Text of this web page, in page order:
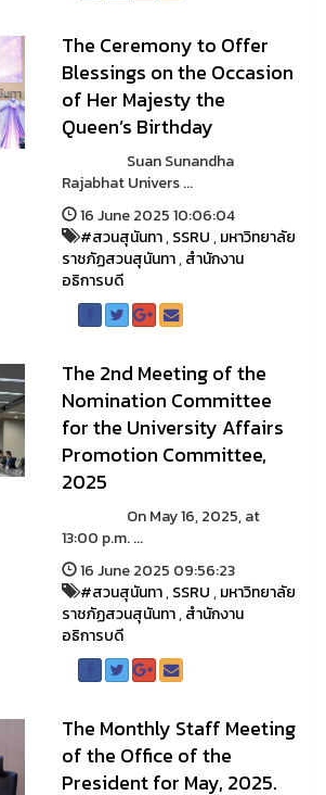
The Ceremony to Offer
Blessings on the Occasion
of Her Majesty the
Queen’s Birthday
Suan Sunandha
Rajabhat Univers ...
16 June 2025 10:06:04
#สวนสุนันทา,SSRU,มหาวิทยาลัย
ราชภัฏสวนสุนันทา,สำนักงาน
อธิการบดี
The 2nd Meeting of the
Nomination Committee
for the University Affairs
Promotion Committee,
2025
On May 16, 2025, at
13:00 p.m. ...
16 June 2025 09:56:23
#สวนสุนันทา,SSRU,มหาวิทยาลัย
ราชภัฏสวนสุนันทา,สำนักงาน
อธิการบดี
The Monthly Staff Meeting
of the Office of the
President for May, 2025.